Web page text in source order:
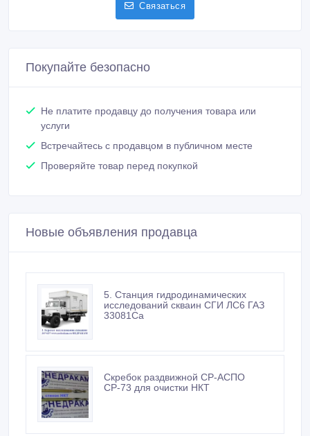
Связаться
Покупайте безопасно
Не платите продавцу до получения товара или
услуги
Встречайтесь с продавцом в публичном месте
Проверяйте товар перед покупкой
Новые объявления продавца
5. Станция гидродинамических
исследований скваин СГИ ЛС6 ГАЗ
33081Са
Скребок раздвижной СР-АСПО
СР-73 для очистки НКТ